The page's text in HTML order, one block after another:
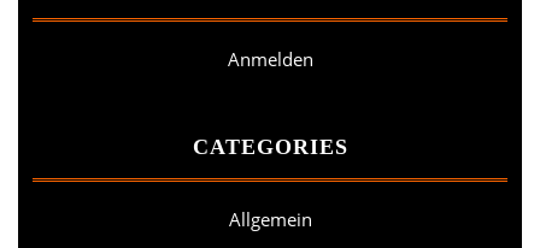
Anmelden
CATEGORIES
Allgemein